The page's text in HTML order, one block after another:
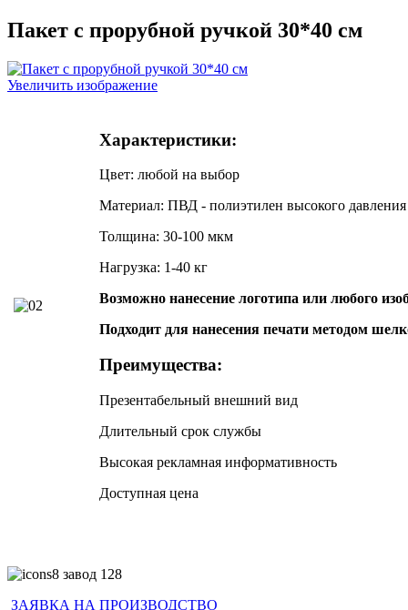
Пакет с прорубной ручкой 30*40 см
Увеличить изображение
Характеристики:
Цвет: любой на выбор
Материал: ПВД - полиэтилен высокого давления
Толщина: 30-100 мкм
Нагрузка: 1-40 кг
Возможно нанесение логотипа или любого
Подходит для нанесения печати методом
Преимущества:
Презентабельный внешний вид
Длительный срок службы
Высокая рекламная информативность
Доступная цена
ЗАЯВКА НА ПРОИЗВОДСТВО